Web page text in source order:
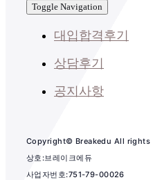
Toggle Navigation
대입합격후기
상담후기
공지사항
Copyright© Breakedu All rights
상호:브레이크에듀
사업자번호:751-79-00026